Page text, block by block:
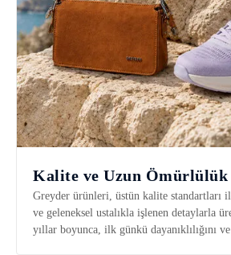
Kalite ve Uzun Ömürlülük
Greyder ürünleri, üstün kalite standartları
ve geleneksel ustalıkla işlenen detaylarla
yıllar boyunca, ilk günkü dayanıklılığını